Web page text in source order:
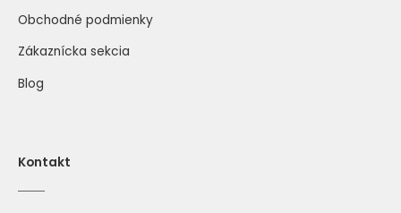
Obchodné podmienky
Zákaznícka sekcia
Blog
Kontakt